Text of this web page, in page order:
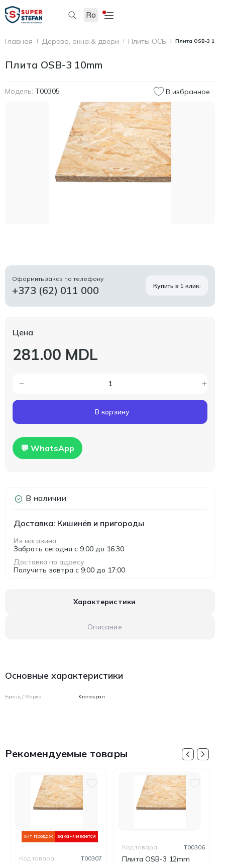
Ro
Главная Дерево, окна & двери Плиты ОСБ Плита OSB-3
Плита OSB-3 10mm
Модель: T00305 В избранное
Оформить заказ по телефону
+373 (62) 011 000 Купить в 1 клик:
Цена
281.00 MDL
В корзину
💬 WhatsApp
В наличии
Доставка: Кишинёв и пригороды
Из магазина
Забрать сегодня с 9:00 до 16:30
Доставка по адресу
Получить завтра с 9:00 до 17:00
Характеристики
Описание
Основные характеристики
Бренд / Марка Kronospan
Рекомендуемые товары
хит продаж заканчивается
Код товара: T00307 Плита OSB-3 12mm
Код товара: T00306